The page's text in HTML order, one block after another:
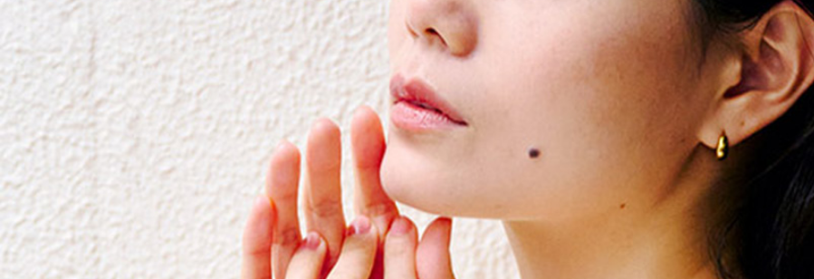
。
簡
単
ケ
ア
4
選
｜